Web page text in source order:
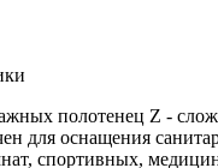
полотенец Z -
для оснащения
спортивных,